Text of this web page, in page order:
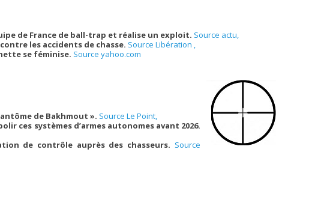
de France de ball-trap et réalise un exploit. Source actu,
les accidents de chasse. Source Libération ,
se féminise. Source yahoo.com
de Bakhmout ». Source Le Point,
ces systèmes d’armes autonomes avant 2026.
de contrôle auprès des chasseurs. Source